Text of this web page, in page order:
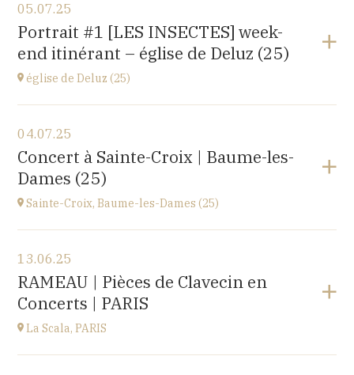
église Saint-Antide,
27 Rue de la Chapelle, 25820 Laissey
à17H00
05.07.25
Portrait #1 [LES INSECTES] week-
end itinérant – église de Deluz (25)
église de Deluz (25)
église Saint-Martin,
1 Rue de l'Église, 25960 Deluz
à13H30
04.07.25
Concert à Sainte-Croix | Baume-les-
Dames (25)
Sainte-Croix, Baume-les-Dames (25)
EHPAD du Centre hospitalier Sainte-Croix,
1 avenue du Président Kennedy, 25110 BAUME-LES-
DAMES
13.06.25
RAMEAU | Pièces de Clavecin en
Concerts | PARIS
La Scala, PARIS